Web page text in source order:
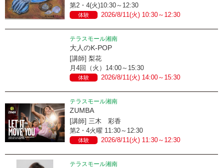
第2・4(火)10:30～12:30
体験 2026/8/11(火) 10:30～12:30
テラスモール湘南
大人のK-POP
[講師] 梨花
月4回（火）14:00～15:30
体験 2026/8/11(火) 14:00～15:30
テラスモール湘南
ZUMBA
[講師] 三木 彩香
第2・4火曜 11:30～12:30
体験 2026/8/11(火) 11:30～12:30
テラスモール湘南